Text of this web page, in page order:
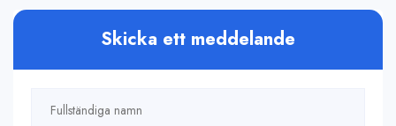
Skicka ett meddelande